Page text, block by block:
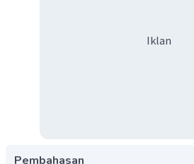
Iklan
Pembahasan